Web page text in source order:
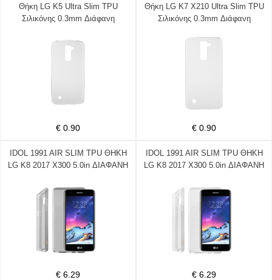
Θήκη LG K5 Ultra Slim TPU
Σιλικόνης 0.3mm Διάφανη
€ 0.90
Θήκη LG K7 X210 Ultra Slim TPU
Σιλικόνης 0.3mm Διάφανη
€ 0.90
IDOL 1991 AIR SLIM TPU ΘΗΚΗ
LG K8 2017 X300 5.0in ΔΙΑΦΑΝΗ
€ 6.29
IDOL 1991 AIR SLIM TPU ΘΗΚΗ
LG K8 2017 X300 5.0in ΔΙΑΦΑΝΗ
€ 6.29